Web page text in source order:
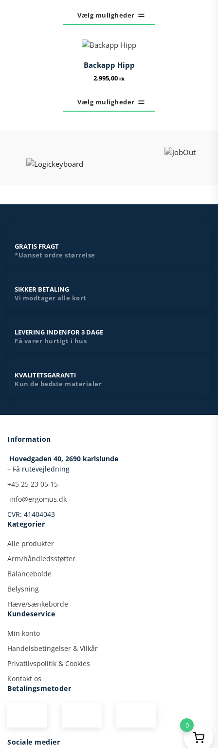
Vælg muligheder
har
Backapp Hipp
2.995,00 KR.
Vælg muligheder
har
kan
GRATIS FRAGT
*Uanset ordre størrelse
SIKKER BETALING
Vi modtager alle kort
LEVERING INDENFOR 3 DAGE
Få varer hurtigt i hus
KVALITETSGARANTI
Kun de bedste materialer
Information
Hovedgaden 40, 2690 karlslunde
– Få rutevejledning
+45 25 23 05 15
info@ergomus.dk
CVR: 41404043
Kategorier
Alle produkter
Arm/håndledsstøtter
Balancebolde
Belysning
Hæve/sænkeborde
Kundeservice
Min konto
Handelsbetingelser & Vilkår
Privatlivspolitik & Cookies
Kontakt os
Betalingsmetoder
Sociale medier
0